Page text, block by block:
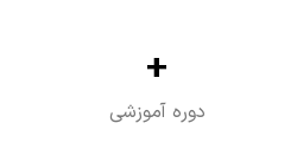
دوره آموزشی
+